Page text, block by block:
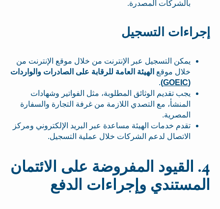
بالشركات المصدرة.
إجراءات التسجيل
يمكن التسجيل عبر الإنترنت من خلال موقع الإنترنت من
خلال موقع الهيئة العامة للرقابة على الصادرات والواردات
(
GOEIC
)
.
يجب تقديم الوثائق المطلوبة، مثل الفواتير وشهادات
المنشأ، مع التصدي اللازمة من غرفة التجارة والسفارة
المصرية.
تقدم خدمات الهيئة مساعدة عبر البريد الإلكتروني ومركز
الاتصال لدعم الشركات خلال عملية التسجيل.
4. القيود المفروضة على الائتمان
المستندي وإجراءات الدفع